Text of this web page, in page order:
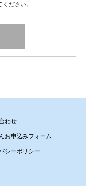
ださい。
わせ
お申込みフォーム
シーポリシー